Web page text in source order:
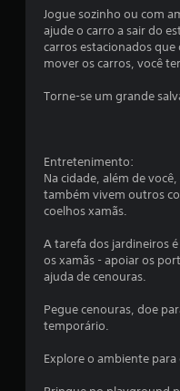
Jogue sozinho ou com
ajude o carro a sair do
carros estacionados
mover os carros, você
Torne-se um grande
Entretenimento:
Na cidade, além de
também vivem outros
coelhos xamãs.
A tarefa dos jardineiros
os xamãs - apoiar os
ajuda de cenouras.
Pegue cenouras, doe
temporário.
Explore o ambiente